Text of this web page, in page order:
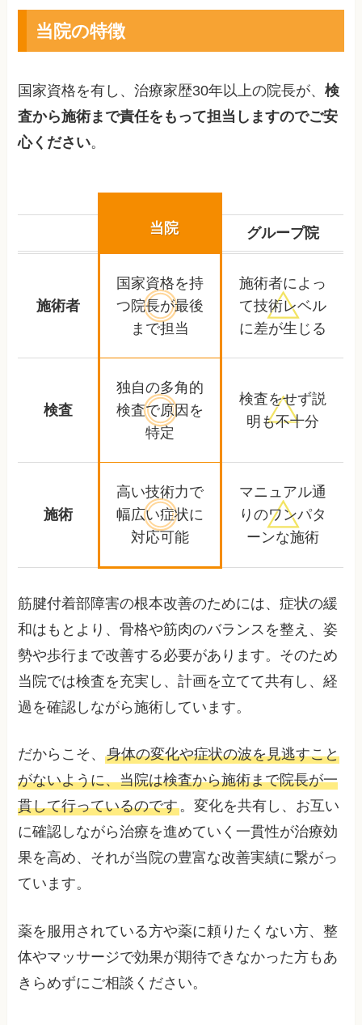
当院の特徴
国家資格を有し、治療家歴30年以上の院長が、検
査から施術まで責任をもって担当しますのでご安
心ください。
当院 グループ院
施術者
国家資格を持
つ院長が最後
まで担当
施術者によっ
て技術レベル
に差が生じる
検査
独自の多角的
検査で原因を
特定
検査をせず説
明も不十分
施術
高い技術力で
幅広い症状に
対応可能
マニュアル通
りのワンパタ
ーンな施術
筋腱付着部障害の根本改善のためには、症状の緩
和はもとより、骨格や筋肉のバランスを整え、姿
勢や歩行まで改善する必要があります。そのため
当院では検査を充実し、計画を立てて共有し、経
過を確認しながら施術しています。
だからこそ、身体の変化や症状の波を見逃すこと
がないように、当院は検査から施術まで院長が一
貫して行っているのです。変化を共有し、お互い
に確認しながら治療を進めていく一貫性が治療効
果を高め、それが当院の豊富な改善実績に繋がっ
ています。
薬を服用されている方や薬に頼りたくない方、整
体やマッサージで効果が期待できなかった方もあ
きらめずにご相談ください。